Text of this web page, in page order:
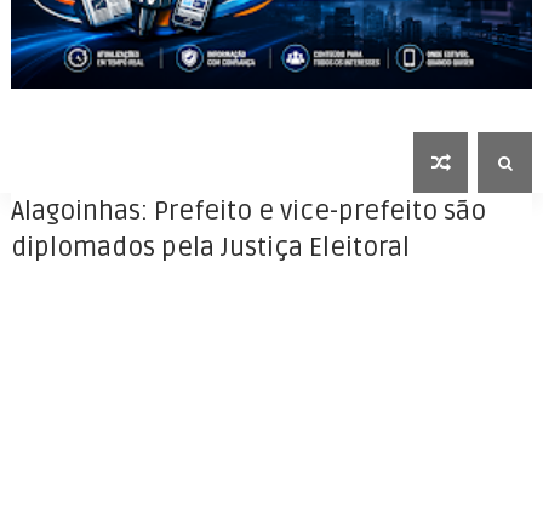
Alagoinhas: Prefeito e vice-prefeito são
diplomados pela Justiça Eleitoral